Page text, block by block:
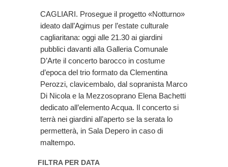
CAGLIARI. Prosegue il progetto «Notturno»
ideato dall’Agimus per l’estate culturale
cagliaritana: oggi alle 21.30 ai giardini
pubblici davanti alla Galleria Comunale
D’Arte il concerto barocco in costume
d’epoca del trio formato da Clementina
Perozzi, clavicembalo, dal sopranista Marco
Di Nicola e la Mezzosoprano Elena Bachetti
dedicato all’elemento Acqua. Il concerto si
terrà nei giardini all’aperto se la serata lo
permetterà, in Sala Depero in caso di
maltempo.
FILTRA PER DATA